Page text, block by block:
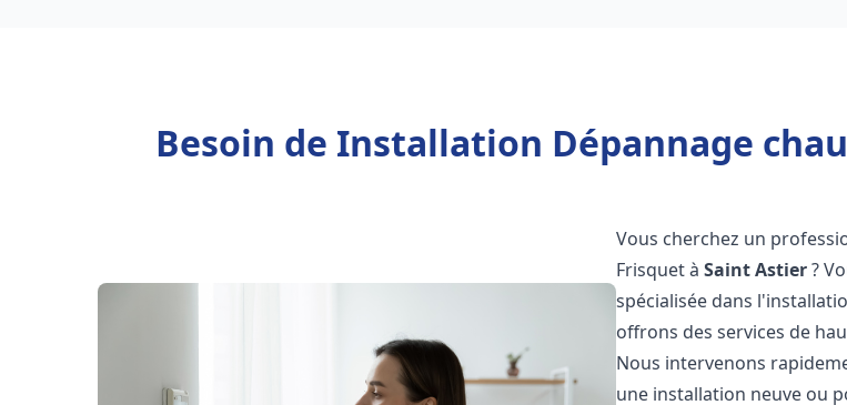
Besoin de Installation Dépannage
Vous cherchez un
Frisquet àSaint Astier?
spécialisée dans
offrons des services de
Nous intervenons
une installation neuve ou